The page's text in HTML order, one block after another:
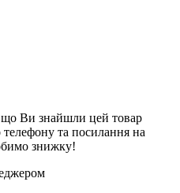
Ви знайшли цей товар
та посилання на
знижку!